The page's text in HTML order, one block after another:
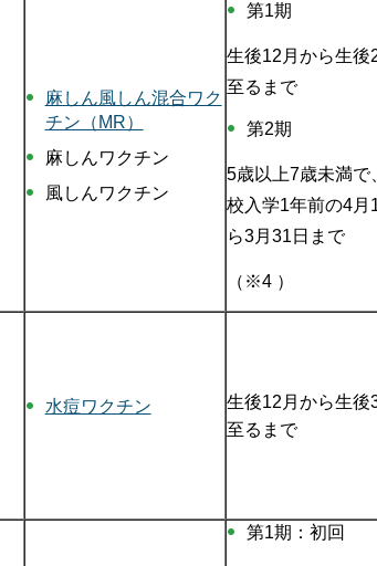
麻しん風しん混合ワク
チン（MR）
麻しんワクチン
風しんワクチン
第1期
生後12月から生後
至るまで
第2期
5歳以上7歳未満で
校入学1年前の4月
ら3月31日まで
（※4 ）
水痘ワクチン
生後12月から生後
至るまで
第1期：初回